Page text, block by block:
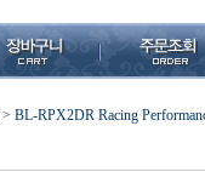
> BL-RPX2DR Racing